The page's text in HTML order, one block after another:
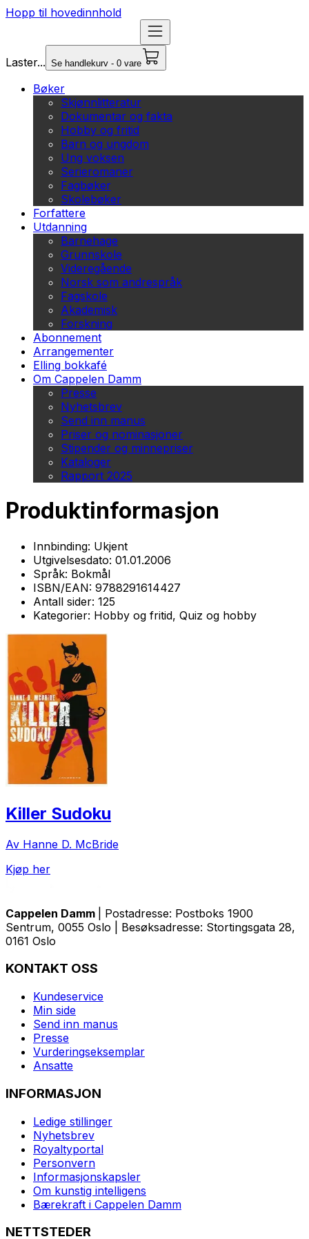
Hopp til hovedinnhold
Laster... Se handlekurv - 0 vare
Bøker
Skjønnlitteratur
Dokumentar og fakta
Hobby og fritid
Barn og ungdom
Ung voksen
Serieromaner
Fagbøker
Skolebøker
Forfattere
Utdanning
Barnehage
Grunnskole
Videregående
Norsk som andrespråk
Fagskole
Akademisk
Forskning
Abonnement
Arrangementer
Elling bokkafé
Om Cappelen Damm
Presse
Nyhetsbrev
Send inn manus
Priser og nominasjoner
Stipender og minnepriser
Kataloger
Rapport 2025
Produktinformasjon
Innbinding: Ukjent
Utgivelsesdato: 01.01.2006
Språk: Bokmål
ISBN/EAN: 9788291614427
Antall sider: 125
Kategorier: Hobby og fritid, Quiz og hobby
Killer Sudoku
Av Hanne D. McBride
Kjøp her
Cappelen Damm
| Postadresse: Postboks 1900
Sentrum, 0055 Oslo | Besøksadresse: Stortingsgata 28,
0161 Oslo
KONTAKT OSS
Kundeservice
Min side
Send inn manus
Presse
Vurderingseksemplar
Ansatte
INFORMASJON
Ledige stillinger
Nyhetsbrev
Royaltyportal
Personvern
Informasjonskapsler
Om kunstig intelligens
Bærekraft i Cappelen Damm
NETTSTEDER